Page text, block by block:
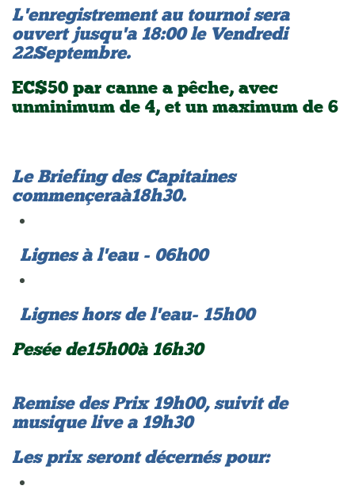
L'enregistrement au tournoi sera
ouvert jusqu'a 18:00 le Vendredi
22 Septembre.
EC$50 par canne a pêche, avec
un minimum de 4, et un maximum de 6
Le Briefing des Capitaines
commençera à 18h30.
Lignes à l'eau - 06h00
Lignes hors de l'eau - 15h00
Pesée de 15h00 à 16h30
Remise des Prix 19h00, suivit de
musique live a 19h30
Les prix seront décernés pour: